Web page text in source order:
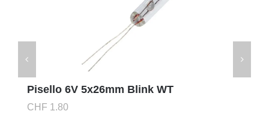
Pisello 6V 5x26mm Blink WT
CHF 1.80